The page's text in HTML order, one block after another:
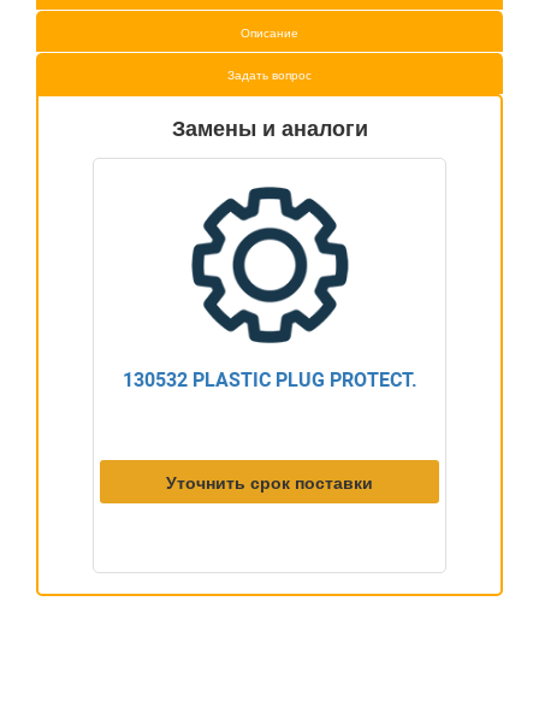
Описание
Задать вопрос
Замены и аналоги
130532 PLASTIC PLUG PROTECT.
Уточнить срок поставки